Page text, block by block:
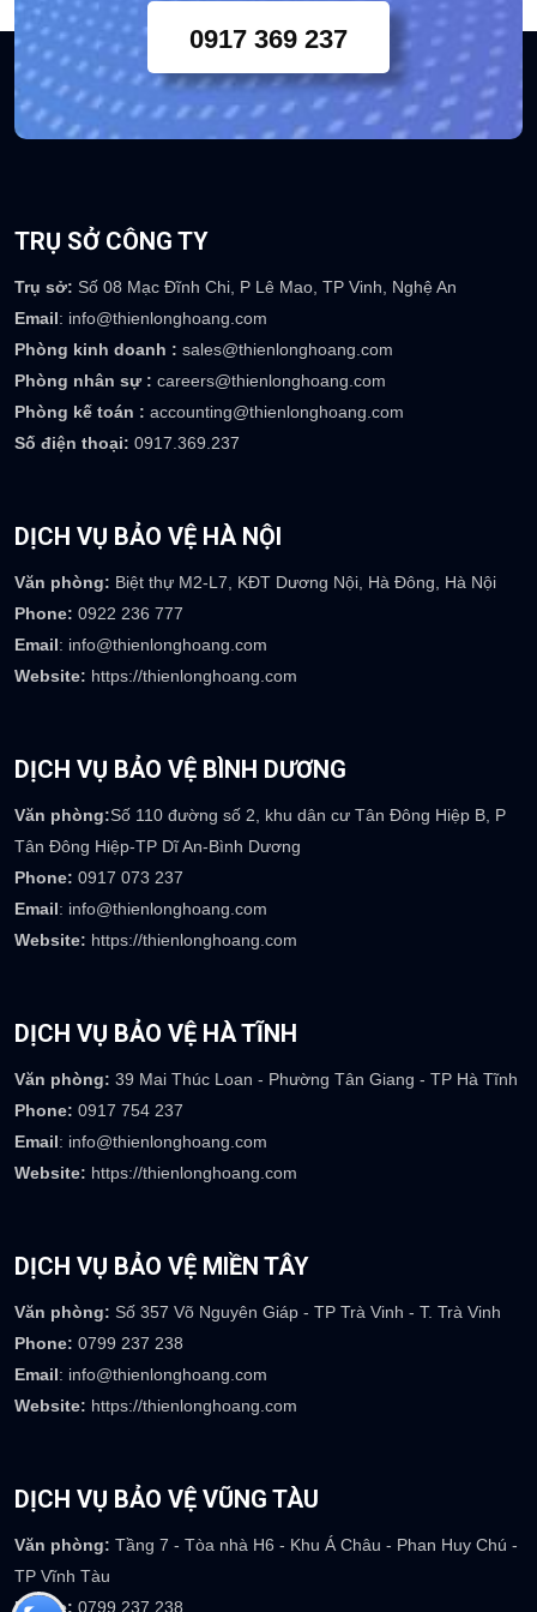
Chuyên viên tư vấn khách
hàng 24/7
TRỤ SỞ CÔNG TY
Phòng kinh doanh : sales@thienlonghoang.com
Phòng nhân sự :
careers@thienlonghoang.com
Phòng kế toán : accounting@thienlonghoang.com
Số điện thoại:0917.369.237
Văn phòng: Biệt thự M2-L7, KĐT Dương Nội, Hà Đông, Hà Nội
Phone:
0922 236 777
Email: info@thienlonghoang.com
Website:https://thienlonghoang.com
DỊCH VỤ BẢO VỆ BÌNH DƯƠNG
Tân Đông Hiệp-TP Dĩ An-Bình Dương
Phone:
0917 073 237
Email: info@thienlonghoang.com
Website:https://thienlonghoang.com
Văn phòng: 39 Mai Thúc Loan - Phường Tân Giang - TP Hà Tĩnh
Phone:
0917 754 237
Email: info@thienlonghoang.com
Website:https://thienlonghoang.com
Văn phòng: Số 357 Võ Nguyên Giáp - TP Trà Vinh - T. Trà Vinh
Phone:
0799 237 238
Email: info@thienlonghoang.com
Website: https://thienlonghoang.com